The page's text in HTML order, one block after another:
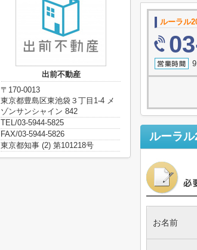
ルーラル
ルーラ
お名前
出前不動産
〒170-0013
東京都豊島区東池袋３丁目1-4 メ
ゾンサンシャイン 842
TEL/03-5944-5825
FAX/03-5944-5826
東京都知事 (2) 第101218号